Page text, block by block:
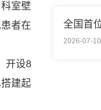
室壁
者在
开设8
建起
2026-07-10